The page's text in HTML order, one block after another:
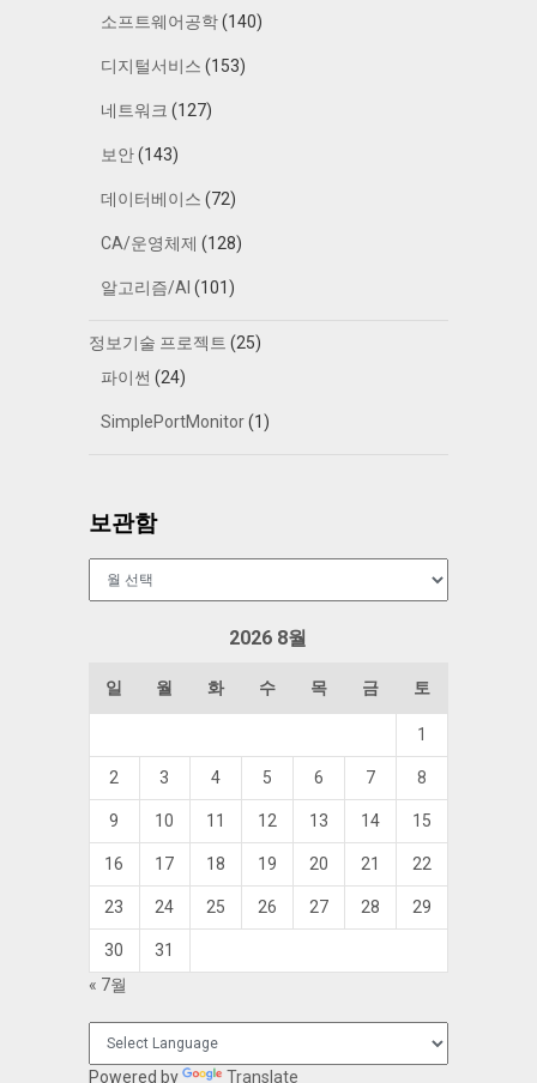
소프트웨어공학(140)
디지털서비스 (153)
네트워크 (127)
보안(143)
데이터베이스 (72)
CA/운영체제 (128)
알고리즘/AI (101)
정보기술 프로젝트 (25)
파이썬 (24)
SimplePortMonitor(1)
보관함
2026 8월
일 월 화 수 목 금 토
1
2 3 4 5 6 7 8
9 10 11 12 13 14 15
16 17 18 19 20 21 22
23 24 25 26 27 28 29
30
31
« 7월
Powered by Translate